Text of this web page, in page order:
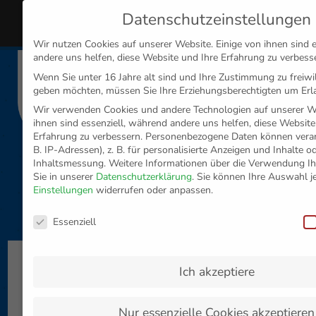
MENÜ
Disclaimer Impressum Datenschutz
Keine Heimspiele im
Oktober
Datenschutzeinstellungen
Wir nutzen Cookies auf unserer Website. Einige von ihnen sind
andere uns helfen, diese Website und Ihre Erfahrung zu
Wenn Sie unter 16 Jahre alt sind und Ihre Zustimmung zu
geben möchten, müssen Sie Ihre Erziehungsberechtigten um
Wir verwenden Cookies und andere Technologien auf unserer
ihnen sind essenziell, während andere uns helfen, diese
Erfahrung zu verbessern. Personenbezogene Daten können
B. IP-Adressen), z. B. für personalisierte Anzeigen und Inhalte
Inhaltsmessung. Weitere Informationen über die Verwendung
Sie in unserer Datenschutzerklärung. Sie können Ihre Auswahl
Einstellungen widerrufen oder anpassen.
Datenschutzeinstellungen
Essenziell
Ich akzeptiere
Nur essenzielle Cookies akzeptieren